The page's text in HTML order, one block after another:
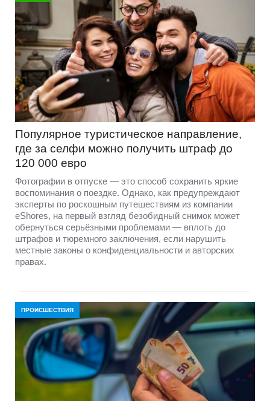
Популярное туристическое направление,
где за селфи можно получить штраф до
120 000 евро
Фотографии в отпуске — это способ сохранить яркие
воспоминания о поездке. Однако, как предупреждают
эксперты по роскошным путешествиям из компании
eShores, на первый взгляд безобидный снимок может
обернуться серьёзными проблемами — вплоть до
штрафов и тюремного заключения, если нарушить
местные законы о конфиденциальности и авторских
правах.
ПРОИСШЕСТВИЯ